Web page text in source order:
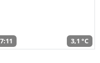
3,1 °C